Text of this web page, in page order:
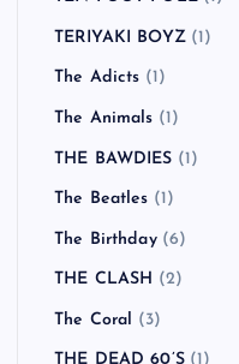
TERIYAKI BOYZ(1)
The Adicts (1)
The Animals (1)
THE BAWDIES (1)
The Beatles (1)
The Birthday(6)
THE CLASH (2)
The Coral (3)
THE DEAD 60’S(1)